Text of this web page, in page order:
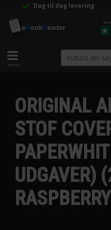
Dag til dag levering
ORIGINAL
STOF
UDGAVER)